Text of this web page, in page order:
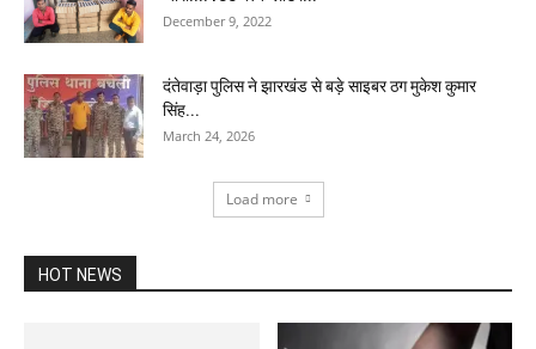
December 9, 2022
दंतेवाड़ा पुलिस ने झारखंड से बड़े साइबर ठग मुकेश कुमार
सिंह...
March 24, 2026
Load more
HOT NEWS